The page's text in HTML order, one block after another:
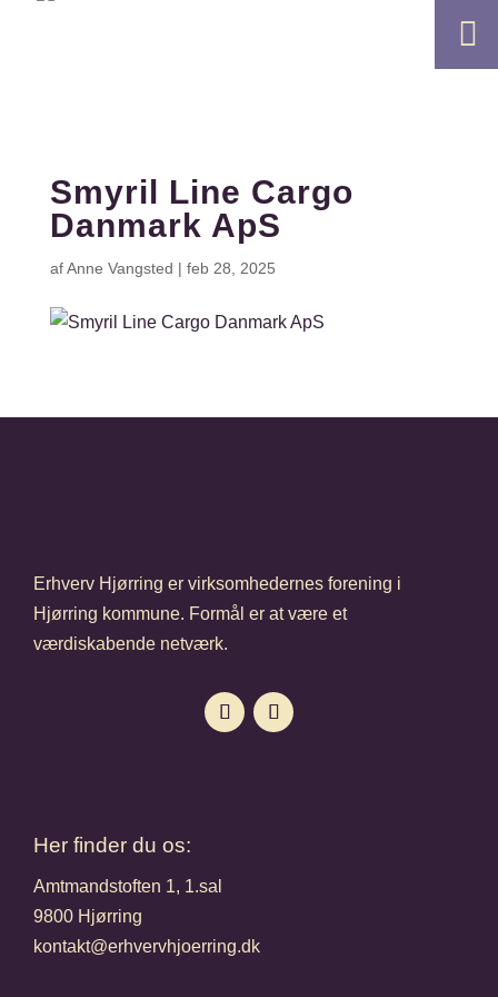

Smyril Line Cargo
Danmark ApS
afAnne Vangsted | feb 28, 2025
Erhverv Hjørring er virksomhedernes forening i
Hjørring kommune. Formål er at være et
værdiskabende netværk.
Her finder du os:
Amtmandstoften 1, 1.sal
9800 Hjørring
kontakt@erhvervhjoerring.dk